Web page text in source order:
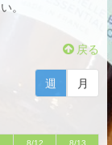
。
戻る
週 月
8/12
8/13